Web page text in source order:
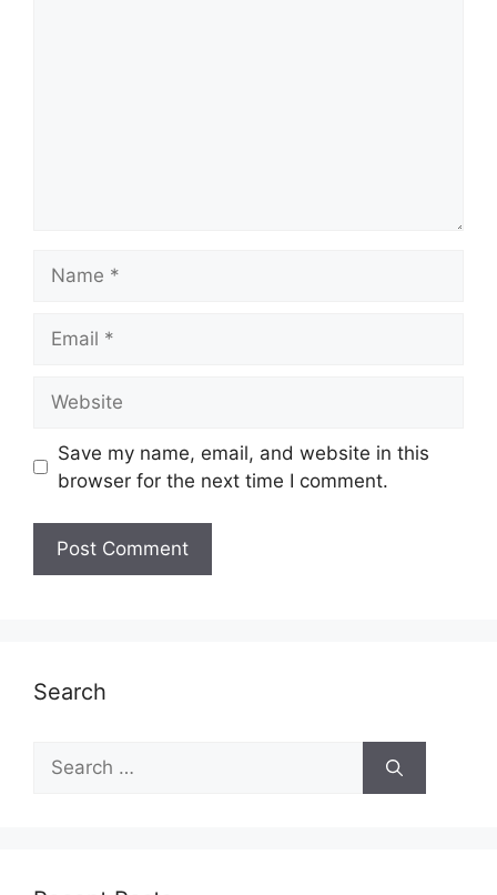
Save my name, email, and website in this
browser for the next time I comment.
Search
Search
for: